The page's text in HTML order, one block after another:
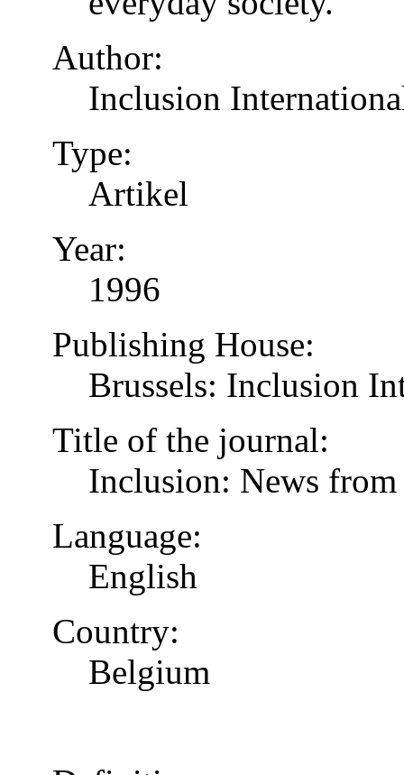
Author:
Inclusion
Type:
Artikel
Year:
1996
Publishing House:
Brussels: Inclusion
Title of the journal:
Inclusion: News
Language:
English
Country:
Belgium